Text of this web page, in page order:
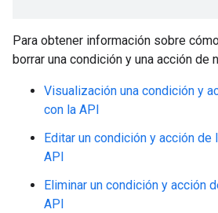
Para obtener información sobre
borrar una condición y una acción de
Visualización una condición y
con la API
Editar un condición y acción de
API
Eliminar un condición y acción
API